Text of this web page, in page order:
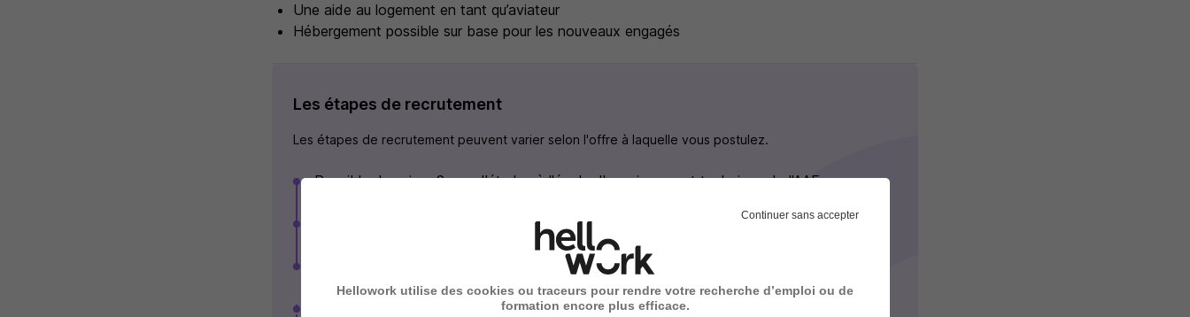
Une aide au logement en tant qu’aviateur
Hébergement possible sur base pour les nouveaux engagés
Les étapes de recrutement
Les étapes de recrutement peuvent varier selon l'offre à laquelle vous postulez.
Possible de suivre 2 ans d'études à l'école d'enseignement technique de l'AAE
L'AFSF permet de financer les études en échange du service militaire post-diplôme
Avoir une formation rémunérée dans l'une des 3 grandes écoles : Saintes, Rochefort,
Salon
Continuer sans accepter
Hellowork utilise des cookies ou traceurs pour rendre votre recherche d’emploi ou de
formation encore plus efficace.